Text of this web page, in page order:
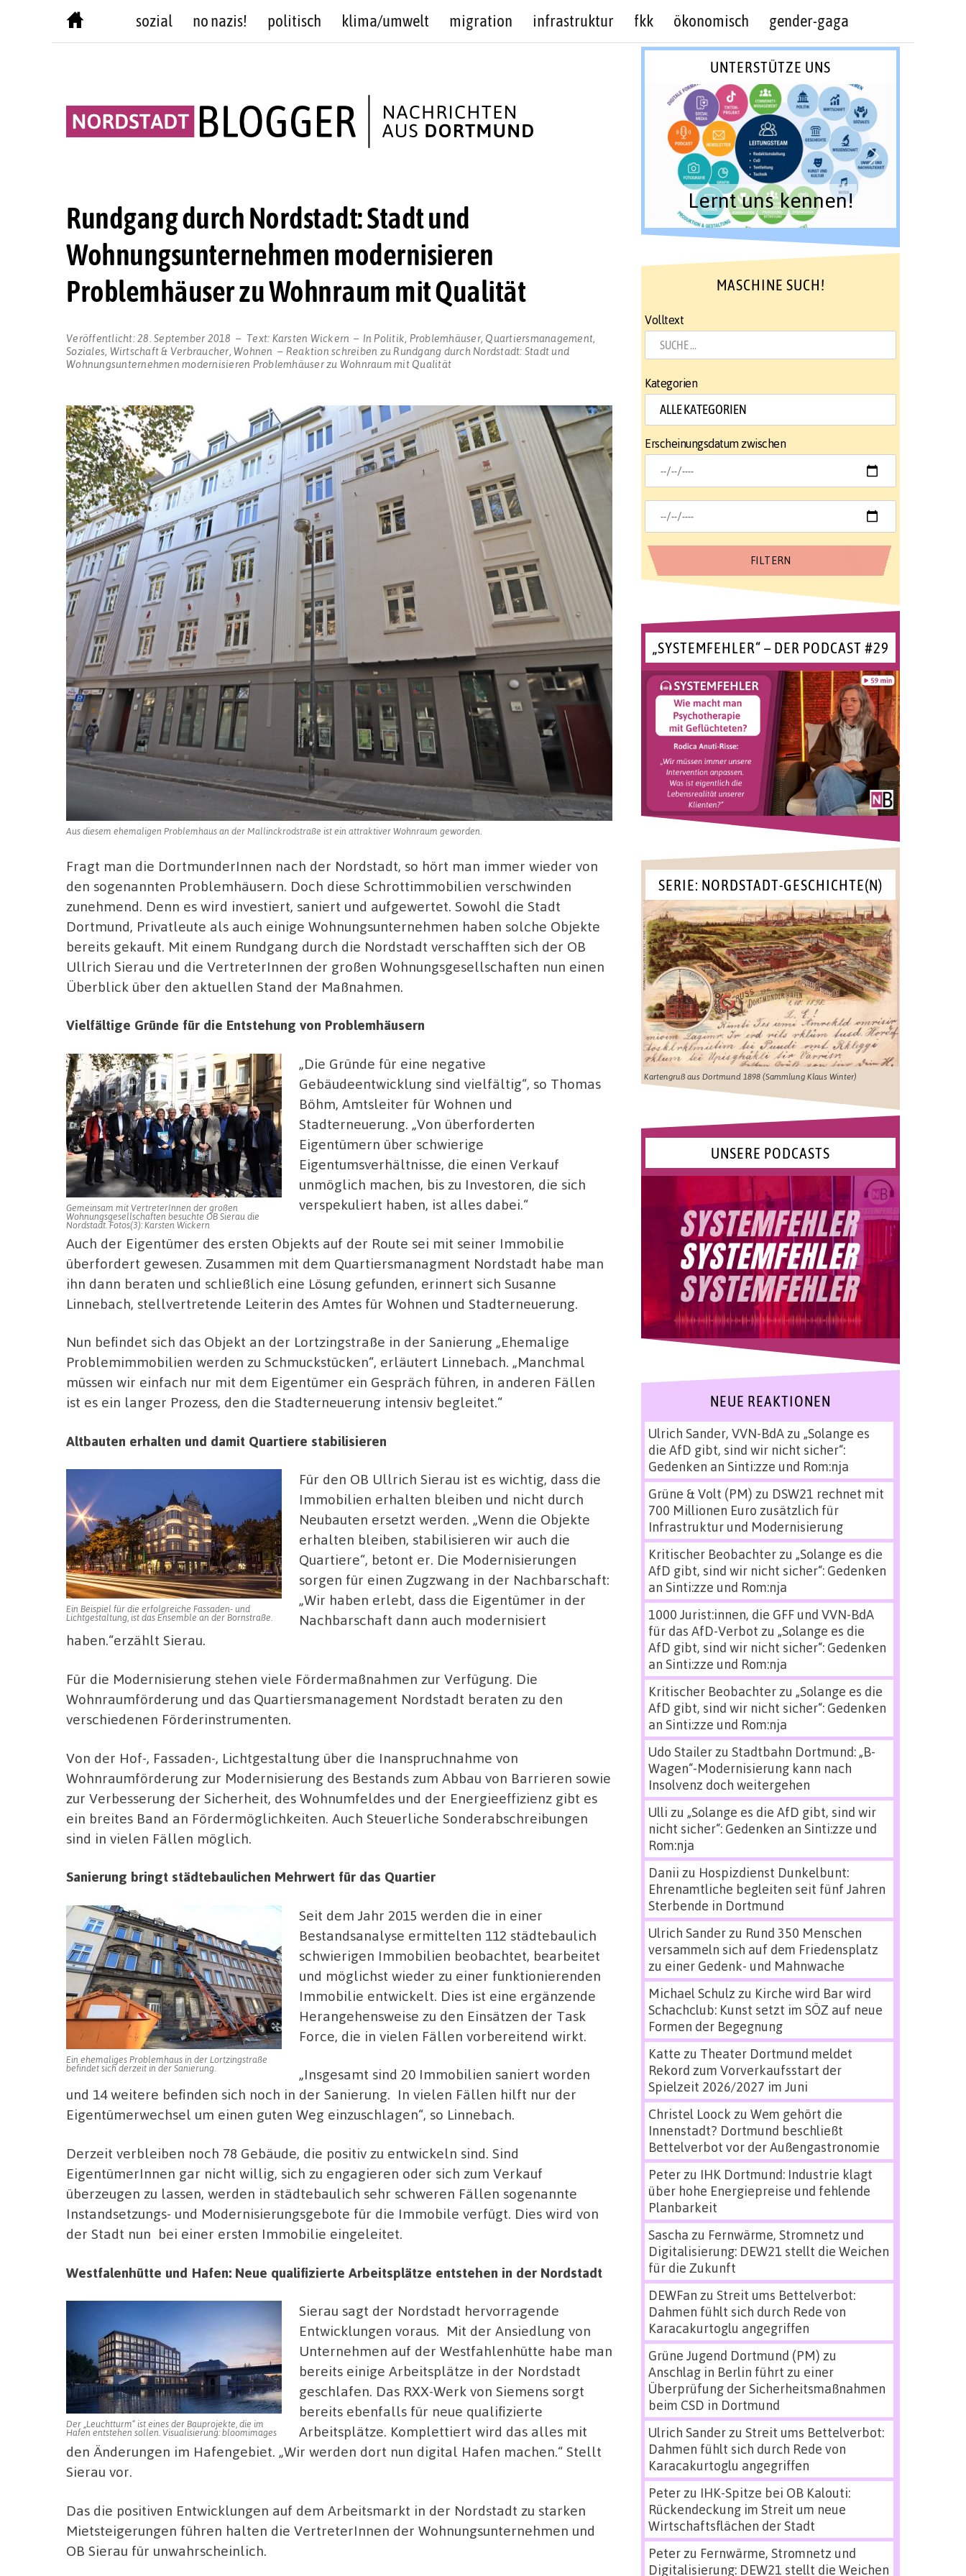
sozial no nazis! politisch klima/umwelt migration infrastruktur fkk ökonomisch gender-gaga
Rundgang durch Nordstadt: Stadt und
Wohnungsunternehmen modernisieren
Problemhäuser zu Wohnraum mit Qualität
Veröffentlicht: 28. September 2018 Text: Karsten Wickern In Politik Problemhäuser, Quartiersmanagement
Soziales Wirtschaft & Verbraucher, Wohnen Reaktion schreiben zu Rundgang durch Nordstadt: Stadt und
Wohnungsunternehmen modernisieren Problemhäuser zu Wohnraum mit Qualität
Aus diesem ehemaligen Problemhaus an der Mallinckrodstraße ist ein attraktiver Wohnraum geworden.
Fragt man die DortmunderInnen nach der Nordstadt, so hört man immer wieder von
den sogenannten Problemhäusern. Doch diese Schrottimmobilien verschwinden
zunehmend. Denn es wird investiert, saniert und aufgewertet. Sowohl die Stadt
Dortmund, Privatleute als auch einige Wohnungsunternehmen haben solche Objekte
bereits gekauft. Mit einem Rundgang durch die Nordstadt verschafften sich der OB
Ullrich Sierau und die VertreterInnen der großen Wohnungsgesellschaften nun einen
Überblick über den aktuellen Stand der Maßnahmen.
Vielfältige Gründe für die Entstehung von Problemhäusern
Gemeinsam mit VertreterInnen der großen
Wohnungsgesellschaften besuchte OB Sierau die
Nordstadt. Fotos(3): Karsten Wickern
„Die Gründe für eine negative
Gebäudeentwicklung sind vielfältig“, so Thomas
Böhm, Amtsleiter für Wohnen und
Stadterneuerung. „Von überforderten
Eigentümern über schwierige
Eigentumsverhältnisse, die einen Verkauf
unmöglich machen, bis zu Investoren, die sich
verspekuliert haben, ist alles dabei.“
Auch der Eigentümer des ersten Objekts auf der Route sei mit seiner Immobilie
überfordert gewesen. Zusammen mit dem Quartiersmanagment Nordstadt habe man
ihn dann beraten und schließlich eine Lösung gefunden, erinnert sich Susanne
Linnebach, stellvertretende Leiterin des Amtes für Wohnen und Stadterneuerung.
Nun befindet sich das Objekt an der Lortzingstraße in der Sanierung „Ehemalige
Problemimmobilien werden zu Schmuckstücken“, erläutert Linnebach. „Manchmal
müssen wir einfach nur mit dem Eigentümer ein Gespräch führen, in anderen Fällen
ist es ein langer Prozess, den die Stadterneuerung intensiv begleitet.“
Altbauten erhalten und damit Quartiere stabilisieren
Ein Beispiel für die erfolgreiche Fassaden- und
Lichtgestaltung, ist das Ensemble an der Bornstraße.
Für den OB Ullrich Sierau ist es wichtig, dass die
Immobilien erhalten bleiben und nicht durch
Neubauten ersetzt werden. „Wenn die Objekte
erhalten bleiben, stabilisieren wir auch die
Quartiere“, betont er. Die Modernisierungen
sorgen für einen Zugzwang in der Nachbarschaft:
„Wir haben erlebt, dass die Eigentümer in der
Nachbarschaft dann auch modernisiert
haben.“erzählt Sierau.
Für die Modernisierung stehen viele Fördermaßnahmen zur Verfügung. Die
Wohnraumförderung und das Quartiersmanagement Nordstadt beraten zu den
verschiedenen Förderinstrumenten.
Von der Hof-, Fassaden-, Lichtgestaltung über die Inanspruchnahme von
Wohnraumförderung zur Modernisierung des Bestands zum Abbau von Barrieren sowie
zur Verbesserung der Sicherheit, des Wohnumfeldes und der Energieeffizienz gibt es
ein breites Band an Fördermöglichkeiten. Auch Steuerliche Sonderabschreibungen
sind in vielen Fällen möglich.
Sanierung bringt städtebaulichen Mehrwert für das Quartier
Ein ehemaliges Problemhaus in der Lortzingstraße
befindet sich derzeit in der Sanierung.
Seit dem Jahr 2015 werden die in einer
Bestandsanalyse ermittelten 112 städtebaulich
schwierigen Immobilien beobachtet, bearbeitet
und möglichst wieder zu einer funktionierenden
Immobilie entwickelt. Dies ist eine ergänzende
Herangehensweise zu den Einsätzen der Task
Force, die in vielen Fällen vorbereitend wirkt.
„Insgesamt sind 20 Immobilien saniert worden
und 14 weitere befinden sich noch in der Sanierung. In vielen Fällen hilft nur der
Eigentümerwechsel um einen guten Weg einzuschlagen“, so Linnebach.
Derzeit verbleiben noch 78 Gebäude, die positiv zu entwickeln sind. Sind
EigentümerInnen gar nicht willig, sich zu engagieren oder sich zum Verkauf
überzeugen zu lassen, werden in städtebaulich sehr schweren Fällen sogenannte
Instandsetzungs- und Modernisierungsgebote für die Immobile verfügt. Dies wird von
der Stadt nun bei einer ersten Immobilie eingeleitet.
Westfalenhütte und Hafen: Neue qualifizierte Arbeitsplätze entstehen in der Nordstadt
Der „Leuchtturm“ ist eines der Bauprojekte, die im
Hafen entstehen sollen. Visualisierung: bloomimages
Sierau sagt der Nordstadt hervorragende
Entwicklungen voraus. Mit der Ansiedlung von
Unternehmen auf der Westfahlenhütte habe man
bereits einige Arbeitsplätze in der Nordstadt
geschlafen. Das RXX-Werk von Siemens sorgt
bereits ebenfalls für neue qualifizierte
Arbeitsplätze. Komplettiert wird das alles mit
den Änderungen im Hafengebiet. „Wir werden dort nun digital Hafen machen.“ Stellt
Sierau vor.
Das die positiven Entwicklungen auf dem Arbeitsmarkt in der Nordstadt zu starken
Mietsteigerungen führen halten die VertreterInnen der Wohnungsunternehmen und
OB Sierau für unwahrscheinlich.
UNTERSTÜTZE UNS
Lernt uns kennen!
MASCHINE SUCH!
Volltext
Kategorien
Erscheinungsdatum zwischen
„SYSTEMFEHLER“ – DER PODCAST #29
SERIE: NORDSTADT-GESCHICHTE(N)
Kartengruß aus Dortmund 1898 (Sammlung Klaus Winter)
UNSERE PODCASTS
NEUE REAKTIONEN
Ulrich Sander, VVN-BdAzu „Solange es
die AfD gibt, sind wir nicht sicher“:
Gedenken an Sinti:zze und Rom:nja
Grüne & Volt (PM) zu DSW21 rechnet mit
700 Millionen Euro zusätzlich für
Infrastruktur und Modernisierung
Kritischer Beobachterzu „Solange es die
AfD gibt, sind wir nicht sicher“: Gedenken
an Sinti:zze und Rom:nja
1000 Jurist:innen, die GFF und VVN-BdA
für das AfD-Verbot zu „Solange es die
AfD gibt, sind wir nicht sicher“: Gedenken
an Sinti:zze und Rom:nja
Kritischer Beobachterzu „Solange es die
AfD gibt, sind wir nicht sicher“: Gedenken
an Sinti:zze und Rom:nja
Udo Stailerzu Stadtbahn Dortmund: „B-
Wagen“-Modernisierung kann nach
Insolvenz doch weitergehen
Ulli zu „Solange es die AfD gibt, sind wir
nicht sicher“: Gedenken an Sinti:zze und
Rom:nja
Danii zu Hospizdienst Dunkelbunt:
Ehrenamtliche begleiten seit fünf Jahren
Sterbende in Dortmund
Ulrich Sanderzu Rund 350 Menschen
versammeln sich auf dem Friedensplatz
zu einer Gedenk- und Mahnwache
Michael Schulz zu Kirche wird Bar wird
Schachclub: Kunst setzt im SÖZ auf neue
Formen der Begegnung
Katte zu Theater Dortmund meldet
Rekord zum Vorverkaufsstart der
Spielzeit 2026/2027 im Juni
Christel Loock zu Wem gehört die
Innenstadt? Dortmund beschließt
Bettelverbot vor der Außengastronomie
Peterzu IHK Dortmund: Industrie klagt
über hohe Energiepreise und fehlende
Planbarkeit
Sascha zu Fernwärme, Stromnetz und
Digitalisierung: DEW21 stellt die Weichen
für die Zukunft
DEWFan zu Streit ums Bettelverbot:
Dahmen fühlt sich durch Rede von
Karacakurtoglu angegriffen
Grüne Jugend Dortmund (PM) zu
Anschlag in Berlin führt zu einer
Überprüfung der Sicherheitsmaßnahmen
beim CSD in Dortmund
Ulrich Sanderzu Streit ums Bettelverbot:
Dahmen fühlt sich durch Rede von
Karacakurtoglu angegriffen
Peterzu IHK-Spitze bei OB Kalouti:
Rückendeckung im Streit um neue
Wirtschaftsflächen der Stadt
Peterzu Fernwärme, Stromnetz und
Digitalisierung: DEW21 stellt die Weichen